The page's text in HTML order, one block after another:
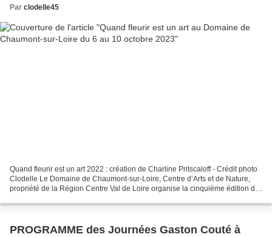
Par clodelle45
Quand fleurir est un art 2022 : création de Charline Pritscaloff - Crédit photo
Clodelle Le Domaine de Chaumont-sur-Loire, Centre d’Arts et de Nature,
propriété de la Région Centre Val de Loire organise la cinquième édition de
PROGRAMME des Journées Gaston Couté à